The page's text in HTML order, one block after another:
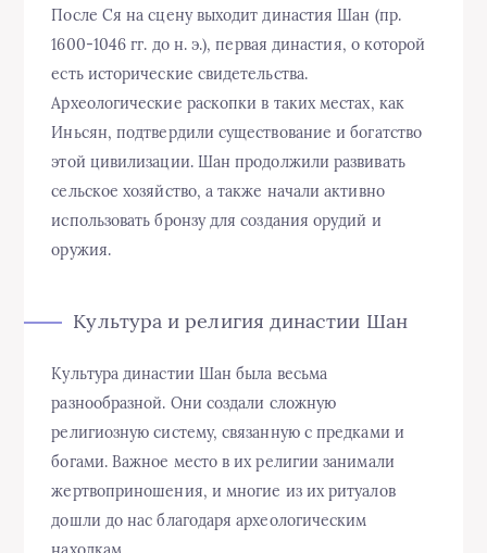
После Ся на сцену выходит династия Шан (пр.
1600-1046 гг. до н. э.), первая династия, о которой
есть исторические свидетельства.
Археологические раскопки в таких местах, как
Иньсян, подтвердили существование и богатство
этой цивилизации. Шан продолжили развивать
сельское хозяйство, а также начали активно
использовать бронзу для создания орудий и
оружия.
Культура и религия династии Шан
Культура династии Шан была весьма
разнообразной. Они создали сложную
религиозную систему, связанную с предками и
богами. Важное место в их религии занимали
жертвоприношения, и многие из их ритуалов
дошли до нас благодаря археологическим